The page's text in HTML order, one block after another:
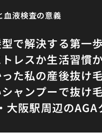
血液検査の意義
で解決する第一歩
レスか生活習慣
た私の産後抜け
ャンプーで抜け
大阪駅周辺の